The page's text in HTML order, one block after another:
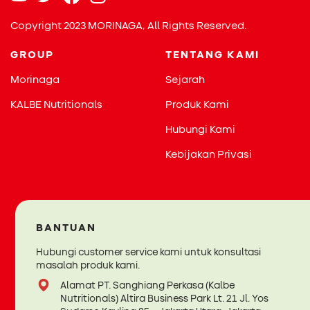
tangan lembut saat tidur.
Peran Obat-obatan
Dalam kondisi tertentu, dokter mungkin akan meresepkan
menekan reaksi berlebihan pada sistem imun yang
lanjutkan dengan pelembap. Penggunaan yang tepat dan
dalam durasi pendek sesuai anjuran dokter akan
memberikan hasil maksimal tanpa efek samping.
Meski efektif, Bunda tetap perlu berhati-hati dalam
Copyright 2023 MORINAGA, All Rights Reserved.
GROUP
Morinaga
KALBE Nutritionals
TENTANG KAMI
Sejarah
Produk Kami
Hubungi Kami
Kebijakan Privasi
BANTUAN
Hubungi customer service kami untuk konsultasi
masalah produk kami.
Alamat PT. Sanghiang Perkasa (Kalbe
Nutritionals) Altira Business Park Lt. 21 Jl. Yos